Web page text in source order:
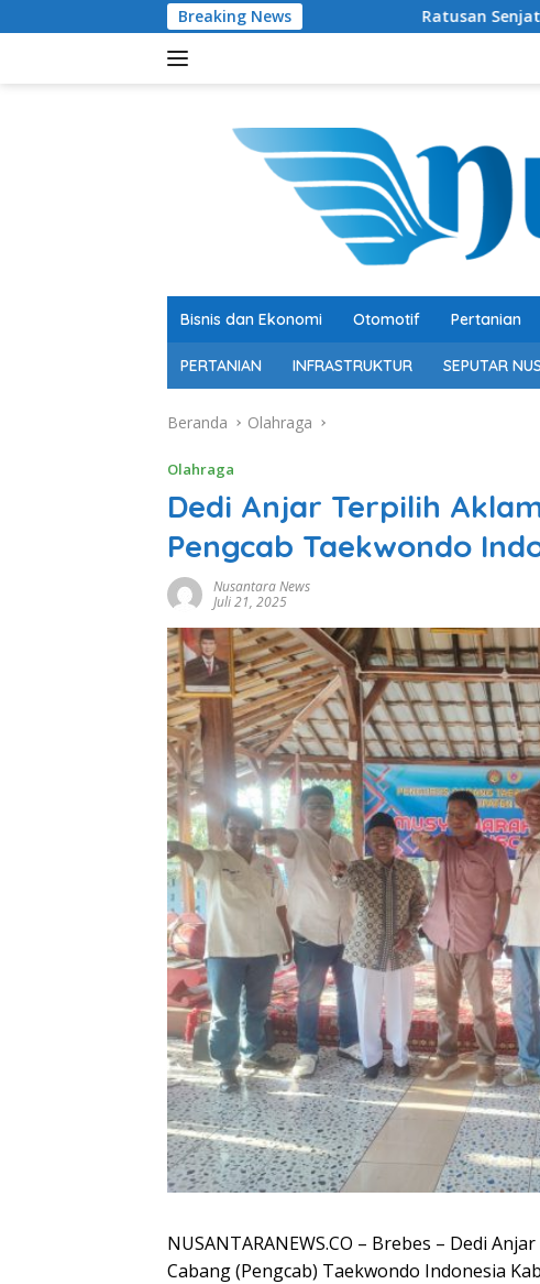
ke
Breaking News
Ratusan Senjata Api dan Narkoba
Bisnis dan Ekonomi Otomotif Pertanian
PERTANIAN INFRASTRUKTUR SEPUTAR
Beranda Olahraga
Olahraga
Dedi Anjar Terpilih
Pengcab Taekwondo
Nusantara News
Juli 21, 2025
NUSANTARANEWS.CO – Brebes – Dedi
Cabang (Pengcab) Taekwondo Indonesia